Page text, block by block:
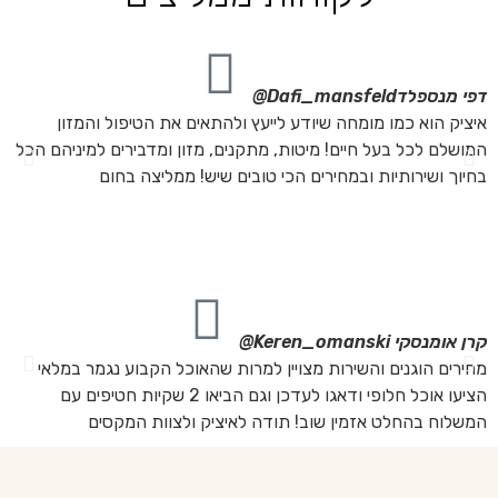
דפי מנספלדDafi_mansfeld@
איציק הוא כמו מומחה שיודע לייעץ ולהתאים את הטיפול והמזון
המושלם לכל בעל חיים! מיטות, מתקנים, מזון ומדבירים למיניהם הכל
בחיוך ושירותיות ובמחירים הכי טובים שיש! ממליצה בחום
קרן אומנסקיKeren_omanski@
מחירים הוגנים והשירות מצויין למרות שהאוכל הקבוע נגמר במלאי
הציעו אוכל חלופי ודאגו לעדכן וגם הביאו 2 שקיות חטיפים עם
המשלוח בהחלט אזמין שוב! תודה לאיציק ולצוות המקסים